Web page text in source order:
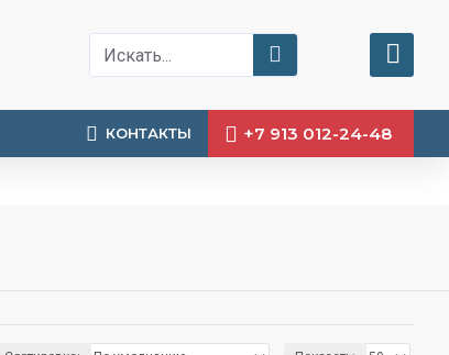
КОНТАКТЫ +7 913 012-24-48